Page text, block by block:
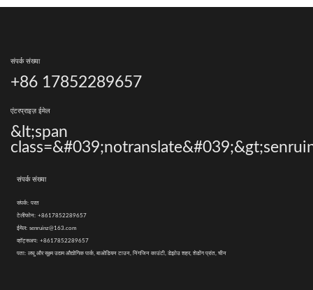
संपर्क संख्या
+86 17852289657
एंटरप्राइज़ ईमेल
&lt;span
संपर्क संख्या
संपर्क: परत
टेलीफोन: +8617852289657
ईमेल: senruinz@163.com
व्हॉट्सअप: +8617852289657
पता: लघु और सूक्ष्म उद्यम औद्योगिक पार्क, बाओडियन टाउन, निंगजिन काउंटी, डेझोउ शहर, शेडोंग प्रांत, चीन